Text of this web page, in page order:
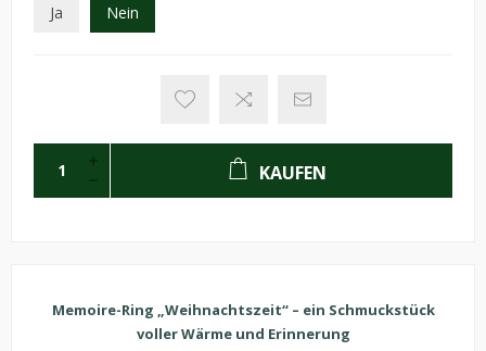
Ja
Nein
KAUFEN
Memoire-Ring „Weihnachtszeit“ – ein Schmuckstück
voller Wärme und Erinnerung